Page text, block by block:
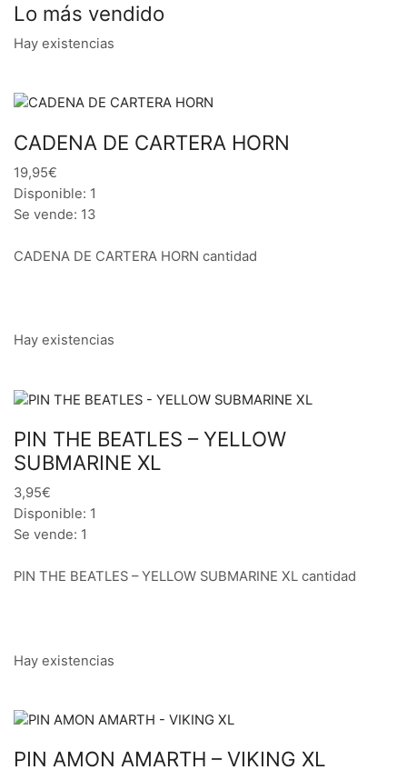
Lo más vendido
Hay existencias
CADENA DE CARTERA HORN
19,95€
Disponible: 1
Se vende: 13
CADENA DE CARTERA HORN cantidad
Hay existencias
PIN THE BEATLES – YELLOW
SUBMARINE XL
3,95€
Disponible: 1
Se vende: 1
PIN THE BEATLES – YELLOW SUBMARINE XL cantidad
Hay existencias
PIN AMON AMARTH – VIKING XL